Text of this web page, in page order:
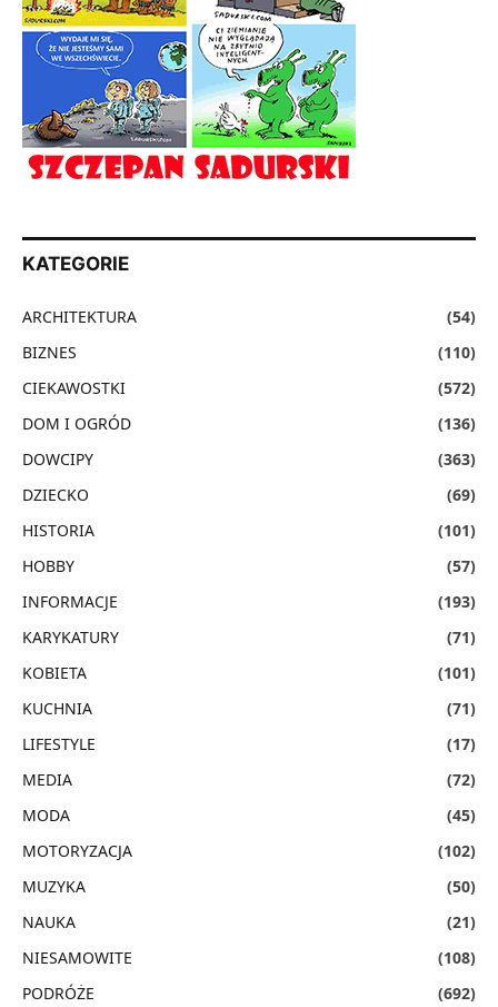
KATEGORIE
ARCHITEKTURA
(54)
BIZNES
(110)
CIEKAWOSTKI
(572)
DOM I OGRÓD
(136)
DOWCIPY
(363)
DZIECKO
(69)
HISTORIA
(101)
HOBBY
(57)
INFORMACJE
(193)
KARYKATURY
(71)
KOBIETA
(101)
KUCHNIA
(71)
LIFESTYLE
(17)
MEDIA
(72)
MODA
(45)
MOTORYZACJA
(102)
MUZYKA
(50)
NAUKA
(21)
NIESAMOWITE
(108)
PODRÓŻE
(692)